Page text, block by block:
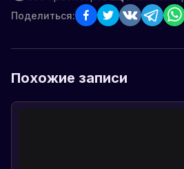
Поделиться:
Похожие записи